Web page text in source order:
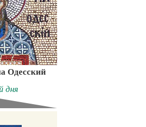
Одесский
дня